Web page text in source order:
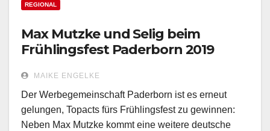
REGIONAL
Max Mutzke und Selig beim
Frühlingsfest Paderborn 2019
MAIKE ENGELKE
Der Werbegemeinschaft Paderborn ist es erneut
gelungen, Topacts fürs Frühlingsfest zu gewinnen:
Neben Max Mutzke kommt eine weitere deutsche